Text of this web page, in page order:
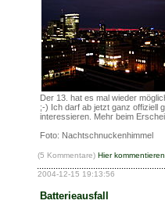
Der 13. hat es mal wieder
;-) Ich darf ab jetzt ganz offiziell
interessieren. Mehr beim
Foto: Nachtschnuckenhimmel
(5 Kommentare) Hier kommentieren
2004-12-15 19:13:56
Batterieausfall